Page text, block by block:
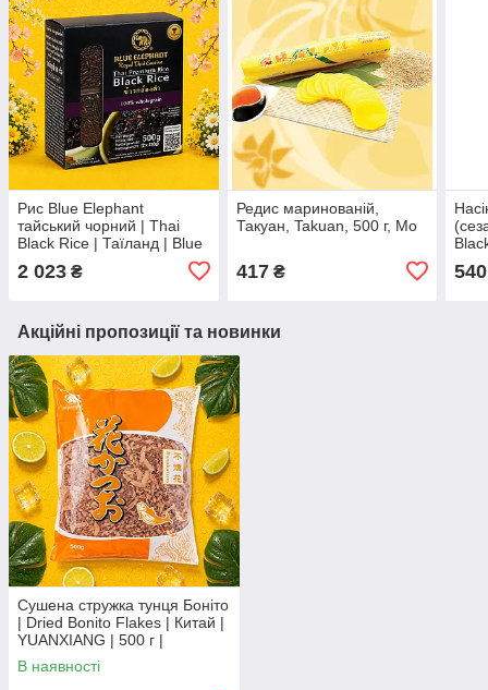
Рис Blue Elephant
тайський чорний | Thai
Black Rice | Таїланд | Blue
преміальний
2 023 ₴
Редис маринованій,
Такуан, Takuan, 500 г, Мо
417₴ 540
Акційні пропозиції та новинки
Сушена стружка тунця Боніто
| Dried Bonito Flakes | Китай |
YUANXIANG | 500 г |
Автентична основа для
японського бульйону даші XC
В наявності